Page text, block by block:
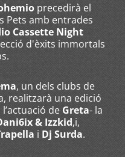
precedirà el
Pets amb entrades
Cassette Night
d'èxits immortals
, un dels clubs de
realitzarà una edició
de Greta- la
& Izzkid,i,
i Dj Surda.